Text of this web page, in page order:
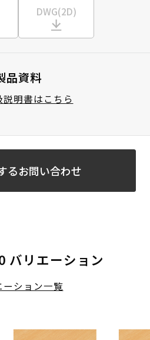
DWG(2D)
品資料
明書はこちら
るお問い合わせ
バリエーション
ーション一覧